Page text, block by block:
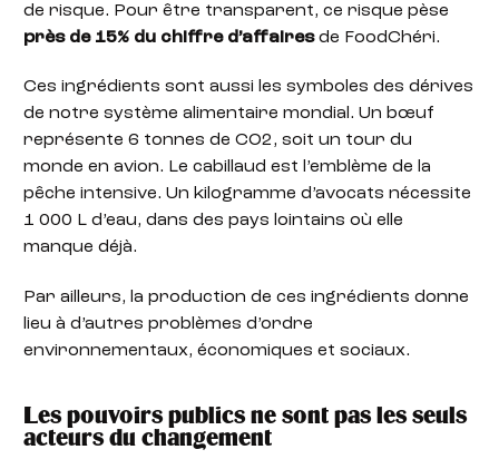
de risque. Pour être transparent, ce risque pèse
près de 15% du chiffre d’affairesde FoodChéri.
Ces ingrédients sont aussi les symboles des dérives
de notre système alimentaire mondial. Un bœuf
représente 6 tonnes de CO2, soit un tour du
monde en avion. Le cabillaud est l’emblème de la
pêche intensive. Un kilogramme d’avocats nécessite
1 000 L d’eau, dans des pays lointains où elle
manque déjà.
Par ailleurs, la production de ces ingrédients donne
lieu à d’autres problèmes d’ordre
environnementaux, économiques et sociaux.
Les pouvoirs publics ne sont pas les seuls
acteurs du changement